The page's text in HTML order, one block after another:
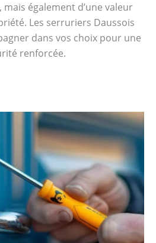
également d’une valeur
Les serruriers Daussois
dans vos choix pour une
renforcée.